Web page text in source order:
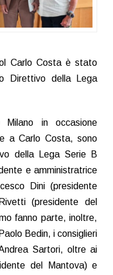
Carlo Costa è stato
Direttivo della Lega
Milano in occasione
a Carlo Costa, sono
della Lega Serie B
e amministratrice
Dini (presidente
(presidente del
fanno parte, inoltre,
Bedin, i consiglieri
Sartori, oltre ai
del Mantova) e